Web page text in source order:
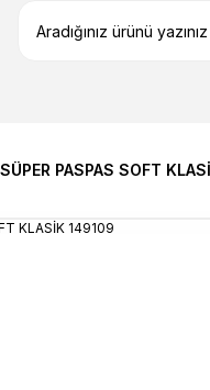
PASPAS SOFT